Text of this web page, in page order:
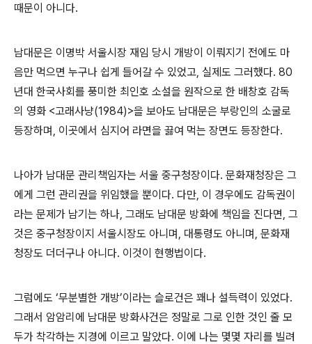
때문이 아니다.
남대문은 이명박 서울시장 재임 당시 개방이 이뤄지기 전에도 마
음만 먹으면 누구나 쉽게 들어갈 수 있었고, 실제도 그러했다. 80
년대 한국사회를 풍미한 최인호 소설을 원작으로 한 배창호 감독
의 영화 <고래사냥(1984)>을 보아도 남대문은 부랑인의 소굴로
등장하며, 이곳에서 심지어 라면을 끓여 먹는 장면도 등장한다.
나아가 남대문 관리책임자는 서울 중구청장이다. 문화재청장은 그
에게 그런 관리권을 위임했을 뿐이다. 다만, 이 경우에도 감독권이
라는 문제가 남기는 하나, 그래도 남대문 방화에 책임을 진다면, 그
것은 중구청장이지 서울시장도 아니며, 대통령도 아니며, 문화재
청장도 더더구나 아니다. 이것이 현행법이다.
그럼에도 ‘무분별한 개방’이라는 슬로건은 꽤나 설득력이 있었다.
그래서 암암리에 남대문 방화사건은 정말로 그로 인한 것인 줄 모
두가 착각하는 지경에 이르고 말았다. 이에 나는 몇몇 자리를 빌려